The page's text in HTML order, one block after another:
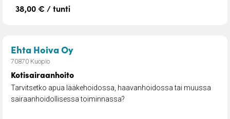
38,00 € / tunti
Ehta Hoiva Oy– Kotisairaanhoito
70870 Kuopio
Kotisairaanhoito
Tarvitsetko apua lääkehoidossa, haavanhoidossa tai muussa
sairaanhoidollisessa toiminnassa?